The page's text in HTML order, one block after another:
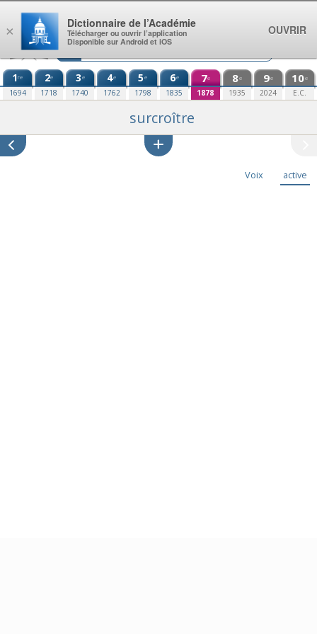
Aller au contenu
1re
1694
2e
1718
3e
1740
4e
1762
5e
1798
6e
1835
7e
1878
8e
1935
9e
2024
10e
E.C.
surcroître
Voix active
×
Dictionnaire de l’Académie
Télécharger ou ouvrir l’application
Disponible sur Android et iOS
OUVRIR